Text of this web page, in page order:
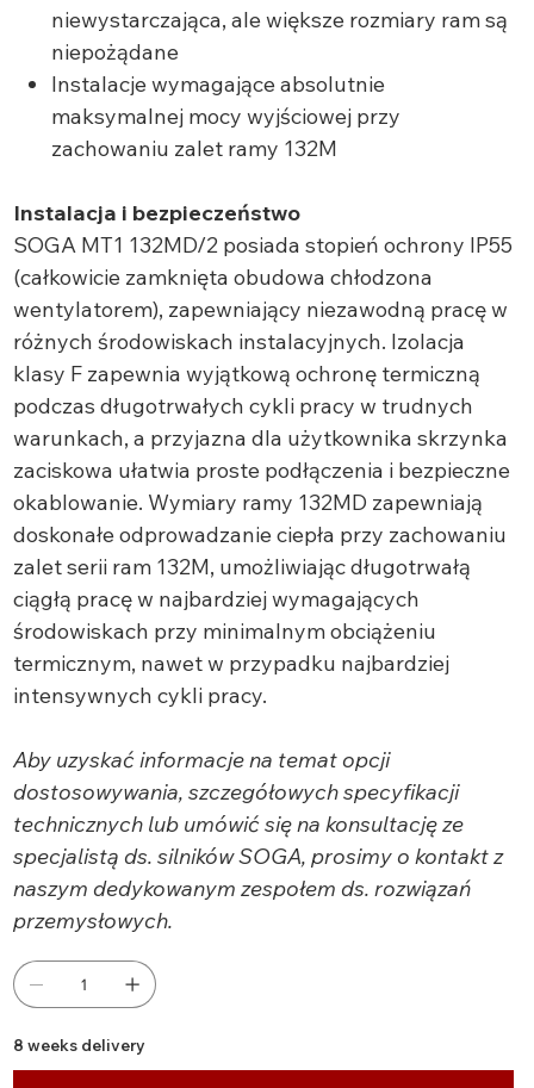
niewystarczająca, ale większe rozmiary ram są
niepożądane
Instalacje wymagające absolutnie
maksymalnej mocy wyjściowej przy
zachowaniu zalet ramy 132M
Instalacja i bezpieczeństwo
SOGA MT1 132MD/2 posiada stopień ochrony IP55
(całkowicie zamknięta obudowa chłodzona
wentylatorem), zapewniający niezawodną pracę w
różnych środowiskach instalacyjnych. Izolacja
klasy F zapewnia wyjątkową ochronę termiczną
podczas długotrwałych cykli pracy w trudnych
warunkach, a przyjazna dla użytkownika skrzynka
zaciskowa ułatwia proste podłączenia i bezpieczne
okablowanie. Wymiary ramy 132MD zapewniają
doskonałe odprowadzanie ciepła przy zachowaniu
zalet serii ram 132M, umożliwiając długotrwałą
ciągłą pracę w najbardziej wymagających
środowiskach przy minimalnym obciążeniu
termicznym, nawet w przypadku najbardziej
intensywnych cykli pracy.
Aby uzyskać informacje na temat opcji
dostosowywania, szczegółowych specyfikacji
technicznych lub umówić się na konsultację ze
specjalistą ds. silników SOGA, prosimy o kontakt z
naszym dedykowanym zespołem ds. rozwiązań
przemysłowych.
8 weeks delivery